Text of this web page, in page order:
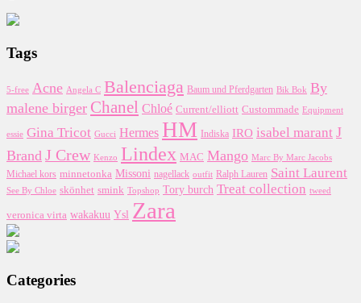
Tags
5-free Acne Angela C Balenciaga Baum und Pferdgarten Bik Bok By
malene birger Chanel Chloé Current/elliott Custommade Equipment
essie Gina Tricot Gucci Hermes HM Indiska IRO isabel marant J
Brand J Crew Kenzo Lindex MAC Mango Marc By Marc Jacobs
Michael kors minnetonka Missoni nagellack outfit Ralph Lauren Saint Laurent
See By Chloe skönhet smink Topshop Tory burch Treat collection tweed
veronica virta wakakuu Ysl Zara
Categories